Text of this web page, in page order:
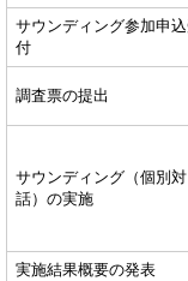
サウンディング参加申
付
調査票の提出
サウンディング（個別対
話）の実施
実施結果概要の発表